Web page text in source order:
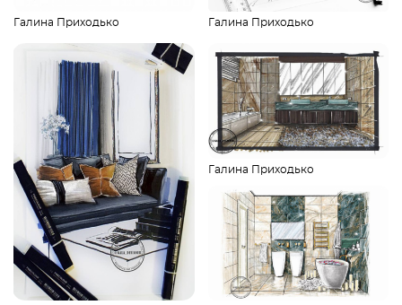
Галина Приходько Галина Приходько
Галина Приходько